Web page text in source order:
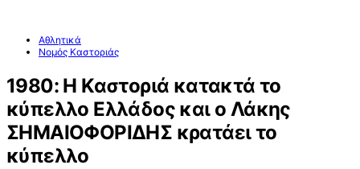
Αθλητικά
Νομός Καστοριάς
1980: Η Καστοριά κατακτά το
κύπελλο Ελλάδος και ο Λάκης
ΣΗΜΑΙΟΦΟΡΙΔΗΣ κρατάει το
κύπελλο